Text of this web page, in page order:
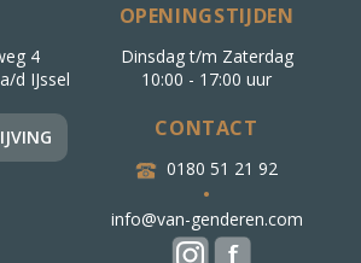
4
d IJssel
OPENINGSTIJDEN
Dinsdag t/m Zaterdag
10:00 - 17:00 uur
CONTACT
0180 51 21 92
•
info@van-genderen.com